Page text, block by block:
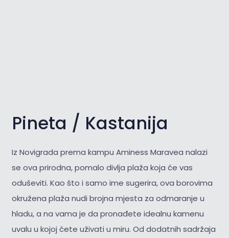
Pineta / Kastanija
Iz Novigrada prema kampu Aminess Maravea nalazi
se ova prirodna, pomalo divlja plaža koja će vas
oduševiti. Kao što i samo ime sugerira, ova borovima
okružena plaža nudi brojna mjesta za odmaranje u
hladu, a na vama je da pronađete idealnu kamenu
uvalu u kojoj ćete uživati u miru. Od dodatnih sadržaja